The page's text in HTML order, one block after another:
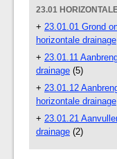
23.01
+ 23.01.01 Grond
horizontale drainage
+ 23.01.11
drainage (5)
+ 23.01.12
horizontale drainage
+ 23.01.21
drainage (2)